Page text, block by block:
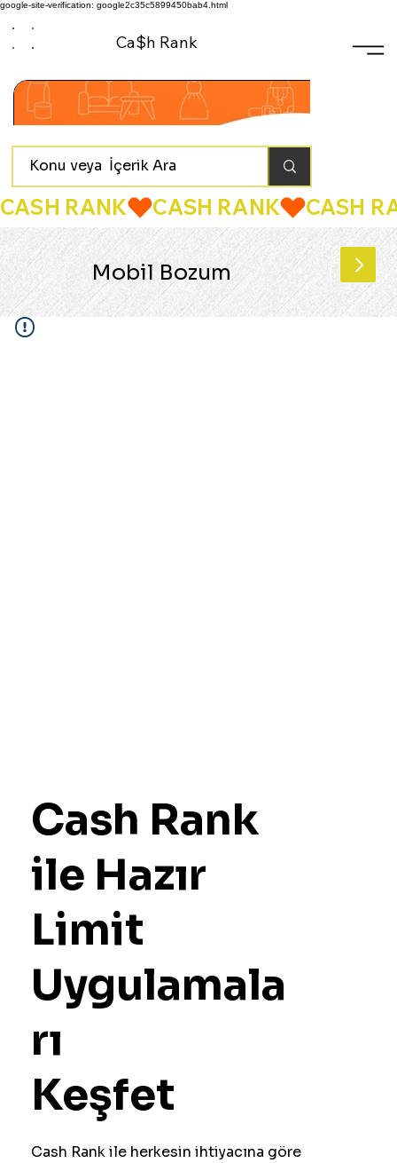
google-site-verification: google2c35c5899450bab4.html
Ca$h Rank
CASH RANK
Mobil Bozum
Cash Rank
ile Hazır
Limit
Uygulamala
rı
Keşfet
Cash Rank ile herkesin ihtiyacına göre